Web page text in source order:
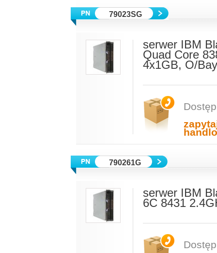
79023SG
serwer IBM
Quad Core
4x1GB, O/
790261G
serwer IBM
6C 8431